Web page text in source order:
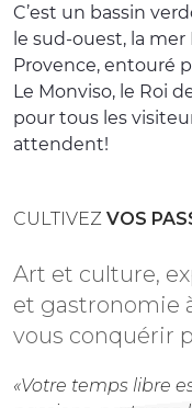
ACCUEIL
C’est un bassin
le sud-ouest, la mer
Provence, entouré
Le Monviso, le Roi
pour tous les
attendent!
CULTIVEZ VOS
Art et culture,
et gastronomie
vous conquérir
«Votre temps libre